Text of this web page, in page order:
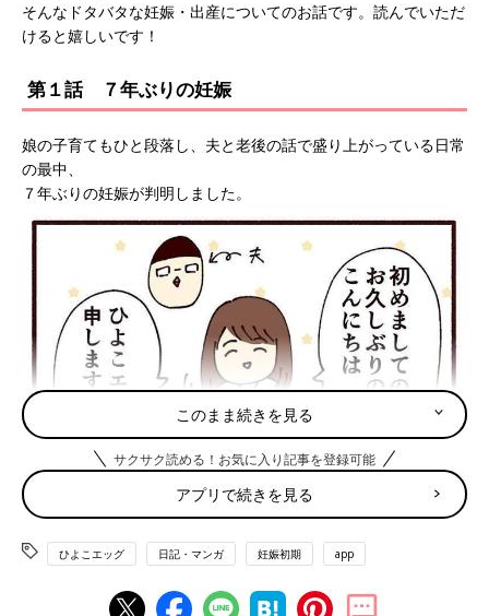
そんなドタバタな妊娠・出産についてのお話です。読んでいただ
けると嬉しいです！
第１話 ７年ぶりの妊娠
娘の子育てもひと段落し、夫と老後の話で盛り上がっている日常
の最中、
７年ぶりの妊娠が判明しました。
このまま続きを見る
サクサク読める！お気に入り記事を登録可能
アプリで続きを見る
ひよこエッグ 日記・マンガ 妊娠初期 app